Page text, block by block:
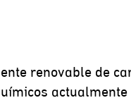
renovable de